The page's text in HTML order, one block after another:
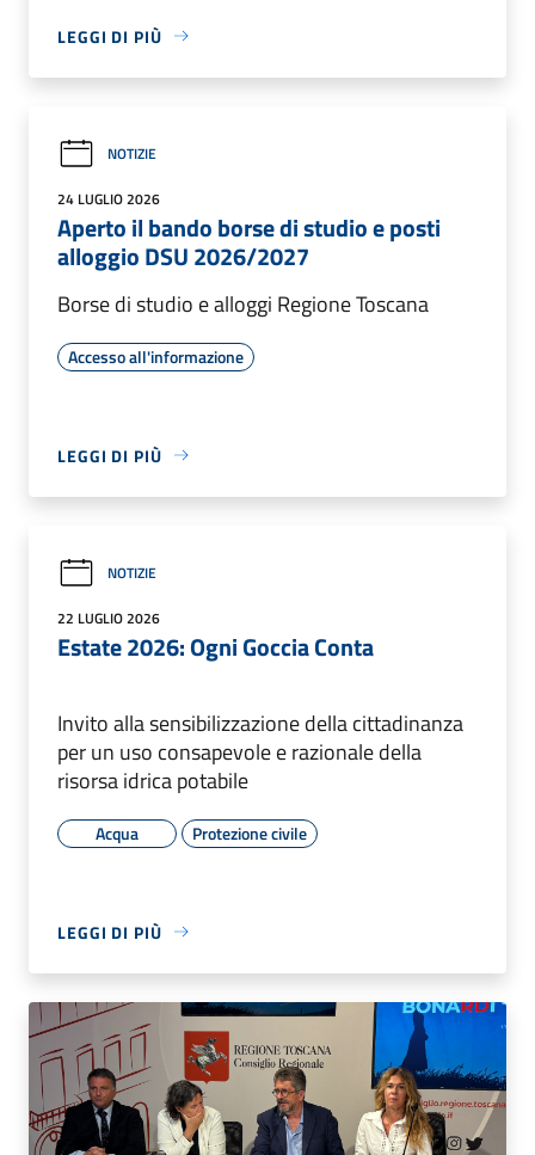
LEGGI DI PIÙ
NOTIZIE
24 LUGLIO 2026
Aperto il bando borse di studio e posti
alloggio DSU 2026/2027
Borse di studio e alloggi Regione Toscana
Accesso all'informazione
LEGGI DI PIÙ
NOTIZIE
22 LUGLIO 2026
Estate 2026: Ogni Goccia Conta
Invito alla sensibilizzazione della cittadinanza
per un uso consapevole e razionale della
risorsa idrica potabile
Acqua Protezione civile
LEGGI DI PIÙ